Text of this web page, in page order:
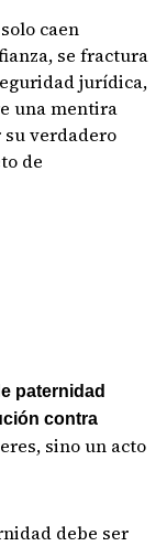
caen
se fractura
jurídica,
una mentira
su verdadero
de
paternidad
contra
sino un acto
debe ser